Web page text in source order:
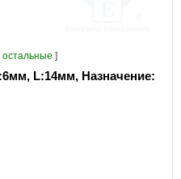
]
L:14мм, Назначение: